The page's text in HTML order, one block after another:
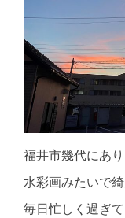
福井市幾代にあ
水彩画みたいで綺
毎日忙しく過ぎ